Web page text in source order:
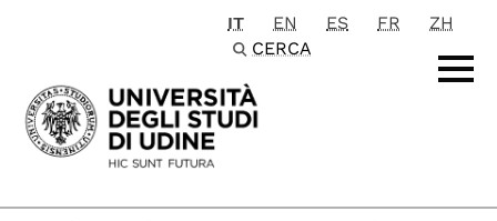
Passa al contenuto principale
IT EN ES FR
ZH
CERCA